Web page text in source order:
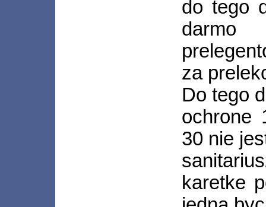
do tego
darmo
za
Do tego
ochrone
30 nie
karetke